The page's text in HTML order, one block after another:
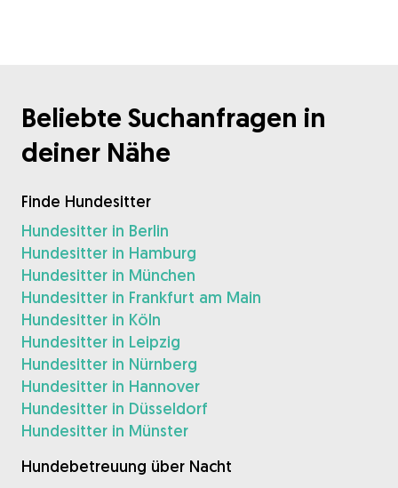
Beliebte Suchanfragen in
deiner Nähe
Finde Hundesitter
Hundesitter in Berlin
Hundesitter in Hamburg
Hundesitter in München
Hundesitter in Frankfurt am Main
Hundesitter in Köln
Hundesitter in Leipzig
Hundesitter in Nürnberg
Hundesitter in Hannover
Hundesitter in Düsseldorf
Hundesitter in Münster
Hundebetreuung über Nacht